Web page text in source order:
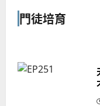
門徒培育